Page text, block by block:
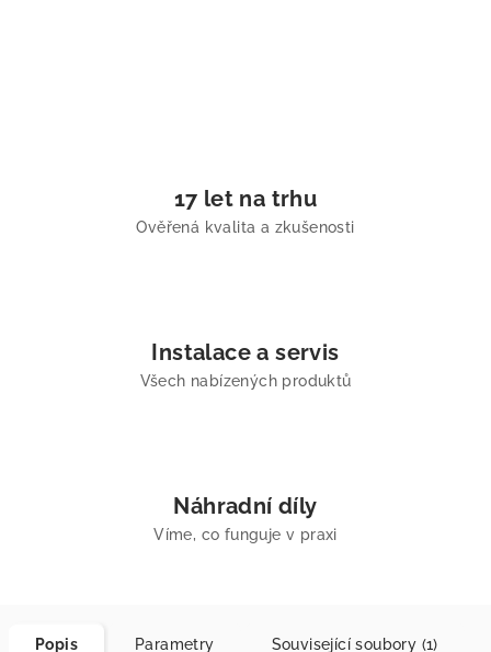
17 let na trhu
Ověřená kvalita a zkušenosti
Instalace a servis
Všech nabízených produktů
Náhradní díly
Víme, co funguje v praxi
Popis Parametry Související soubory (1)